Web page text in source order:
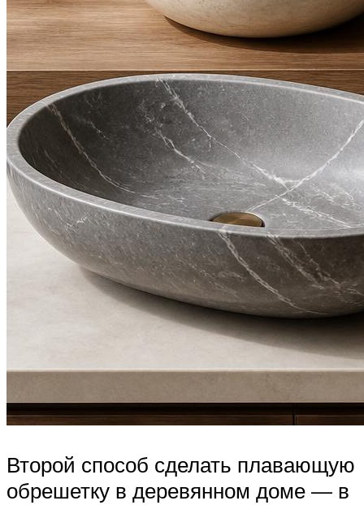
Второй способ сделать плавающую
обрешетку в деревянном доме — в